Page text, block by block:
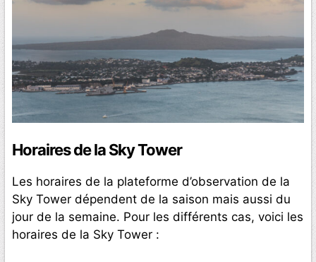
Horaires de la Sky Tower
Les horaires de la plateforme d’observation de la
Sky Tower dépendent de la saison mais aussi du
jour de la semaine. Pour les différents cas, voici les
horaires de la Sky Tower :